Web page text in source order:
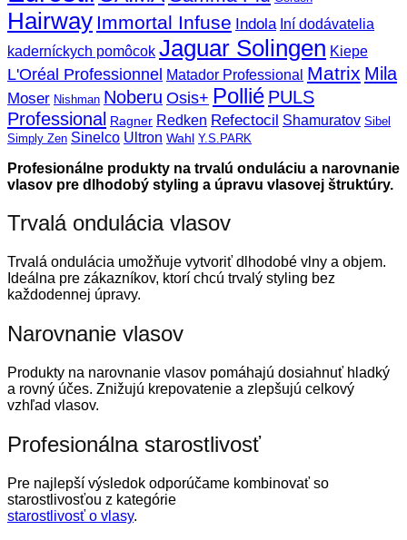
Hairway Immortal Infuse Indola Iní dodávatelia
kaderníckych pomôcok Jaguar Solingen Kiepe
L'Oréal Professionnel Matador Professional Matrix Mila
Moser Nishman Noberu Osis+ Pollié PULS
Professional Ragner Redken Refectocil Shamuratov Sibel
Simply Zen Sinelco Ultron Wahl Y.S.PARK
Profesionálne produkty na trvalú onduláciu a narovnanie
vlasov pre dlhodobý styling a úpravu vlasovej štruktúry.
Trvalá ondulácia vlasov
Trvalá ondulácia umožňuje vytvoriť dlhodobé vlny a objem.
Ideálna pre zákazníkov, ktorí chcú trvalý styling bez
každodennej úpravy.
Narovnanie vlasov
Produkty na narovnanie vlasov pomáhajú dosiahnuť hladký
a rovný účes. Znižujú krepovatenie a zlepšujú celkový
vzhľad vlasov.
Profesionálna starostlivosť
Pre najlepší výsledok odporúčame kombinovať so
starostlivosťou z kategórie
starostlivosť o vlasy.